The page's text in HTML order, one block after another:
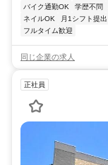
バイク通勤OK
学歴不問
ネイルOK
月1シフト提出
フルタイム歓迎
同じ企業の求人
正社員